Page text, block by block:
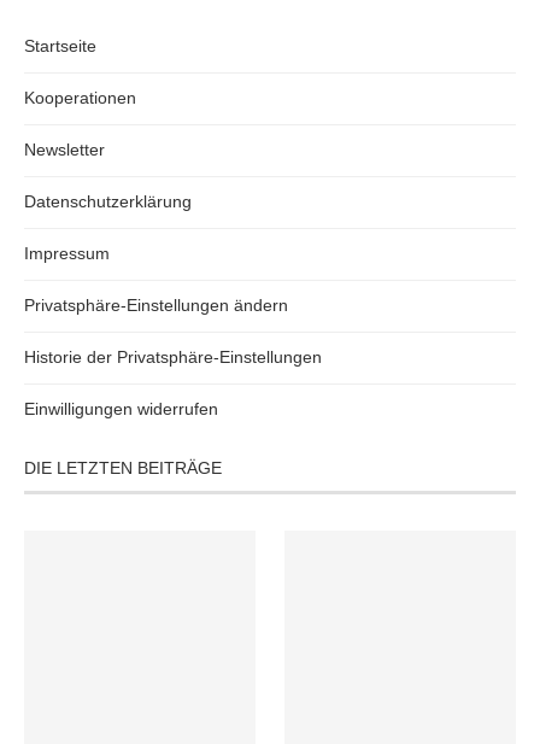
Startseite
Kooperationen
Newsletter
Datenschutzerklärung
Impressum
Privatsphäre-Einstellungen ändern
Historie der Privatsphäre-Einstellungen
Einwilligungen widerrufen
DIE LETZTEN BEITRÄGE